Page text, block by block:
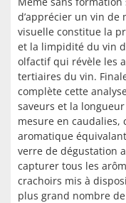
d’apprécier un vin de
visuelle constitue la
et la limpidité du vin
olfactif qui révèle les
tertiaires du vin.
complète cette
saveurs et la
mesure en caudalies,
aromatique
verre de dégustation
capturer tous les
crachoirs mis à
plus grand nombre